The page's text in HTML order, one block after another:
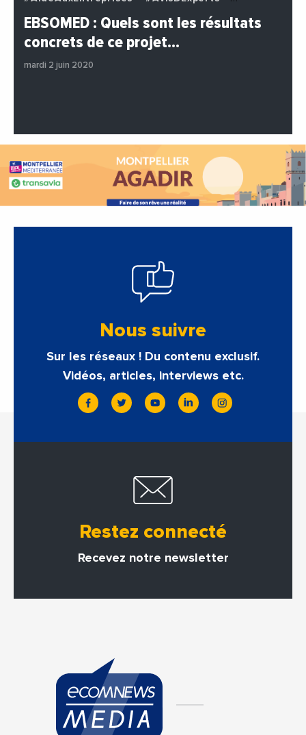
#BuzzNews
#Decideurs
#Entreprises
#Institutions
EBSOMED : Quels sont les résultats
concrets de ce projet…
mardi 2 juin 2020
Nous suivre
Sur les réseaux ! Du contenu exclusif.
Vidéos, articles, interviews etc.
Restez connecté
Recevez notre newsletter